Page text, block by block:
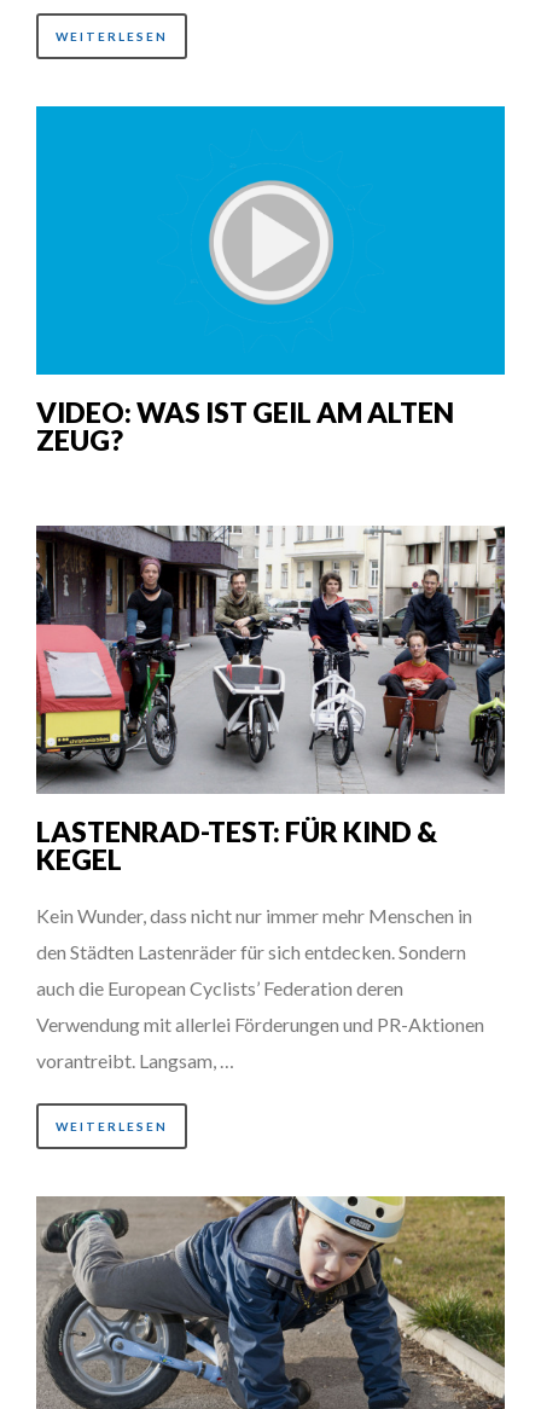
WEITERLESEN
VIDEO: WAS IST GEIL AM ALTEN
ZEUG?
LASTENRAD-TEST: FÜR KIND &
KEGEL
Kein Wunder, dass nicht nur immer mehr Menschen in
den Städten Lastenräder für sich entdecken. Sondern
auch die European Cyclists’ Federation deren
Verwendung mit allerlei Förderungen und PR-Aktionen
vorantreibt. Langsam, …
WEITERLESEN